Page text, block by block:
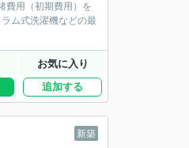
お気に入り
追加する
新築